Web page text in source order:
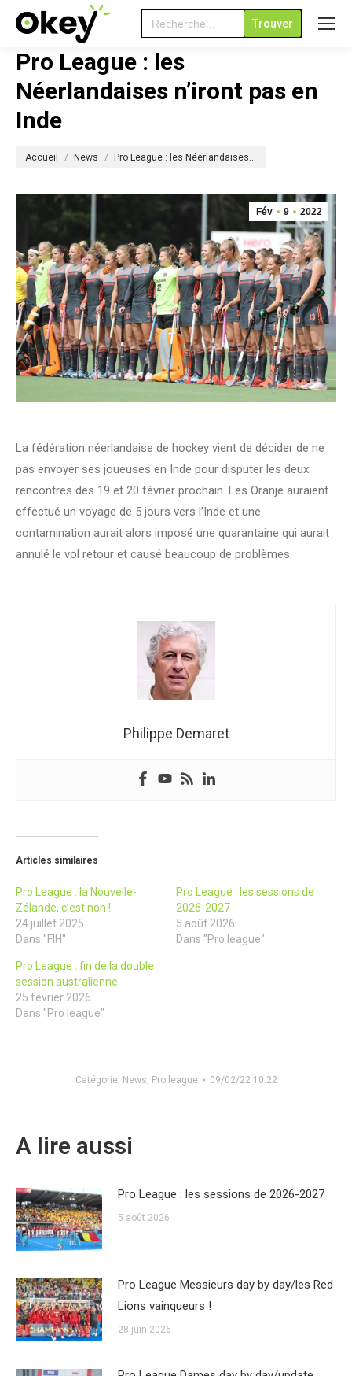
Search
for:
Pro League : les
Néerlandaises n’iront pas en
Inde
Accueil News Pro League : les Néerlandaises…
Fév 9 2022
La fédération néerlandaise de hockey vient de décider de ne
pas envoyer ses joueuses en Inde pour disputer les deux
rencontres des 19 et 20 février prochain. Les Oranje auraient
effectué un voyage de 5 jours vers l’Inde et une
contamination aurait alors imposé une quarantaine qui aurait
annulé le vol retour et causé beaucoup de problèmes.
Philippe Demaret
Articles similaires
Pro League : la Nouvelle-
Zélande, c’est non !
24 juillet 2025
Dans "FIH"
Pro League : les sessions de
2026-2027
5 août 2026
Dans "Pro league"
Pro League : fin de la double
session australienne
25 février 2026
Dans "Pro league"
Catégorie News, Pro league 09/02/22 10:22
A lire aussi
Pro League : les sessions de 2026-2027
5 août 2026
Pro League Messieurs day by day/les Red
Lions vainqueurs !
28 juin 2026